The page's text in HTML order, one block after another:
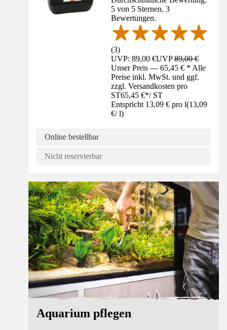
5 von 5 Sternen. 3
Bewertungen.
(3)
UVP: 89,00 €UVP89,00 €
Unser Preis — 65,45 € * Alle
Preise inkl. MwSt. und ggf.
zzgl. Versandkosten pro
ST65,45 €*/ ST
Entspricht 13,09 € pro l(13,09
€/ l)
Online bestellbar
Nicht reservierbar
Ratgeber
Aquarium pflegen